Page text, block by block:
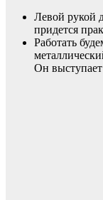
Левой рукой
придется
Работать
Он выступает